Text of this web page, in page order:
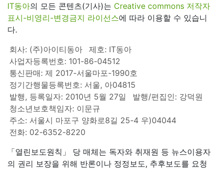
IT동아의 모든 콘텐츠(기사)는 Creative commons 저작자
표시-비영리-변경금지 라이선스에 따라 이용할 수 있습니
다.
회사: (주)아이티동아
제호: IT동아
사업자등록번호: 101-86-04512
통신판매: 제 2017-서울마포-1990호
정기간행물등록번호: 서울, 아04815
발행, 등록일자: 2010년 5월 27일
발행/편집인: 강덕원
청소년보호책임자: 이문규
주소: 서울시 마포구 양화로8길 25-4 우)04044
전화: 02-6352-8220
「열린보도원칙」 당 매체는 독자와 취재원 등 뉴스이용자
의 권리 보장을 위해 반론이나 정정보도, 추후보도를 요청